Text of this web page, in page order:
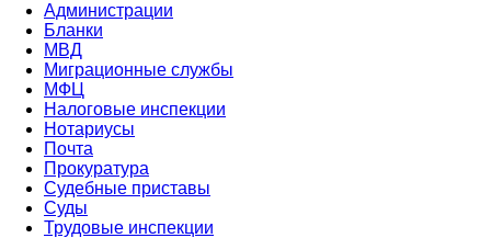
Администрации
Бланки
МВД
Миграционные службы
МФЦ
Налоговые инспекции
Нотариусы
Почта
Прокуратура
Судебные приставы
Суды
Трудовые инспекции